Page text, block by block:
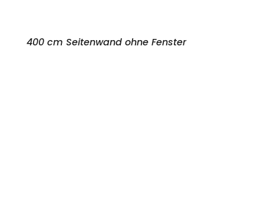
400 cm Seitenwand ohne Fenster